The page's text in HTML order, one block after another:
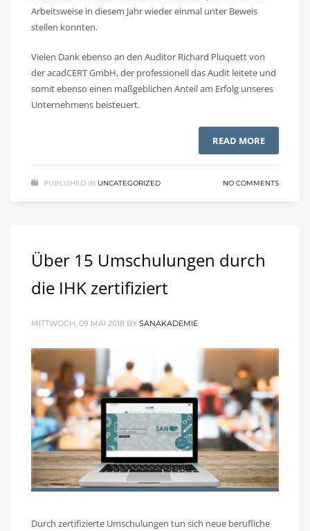
Arbeitsweise in diesem Jahr wieder einmal unter Beweis
stellen konnten.
Vielen Dank ebenso an den Auditor Richard Pluquett von
der acadCERT GmbH, der professionell das Audit leitete und
somit ebenso einen maßgeblichen Anteil am Erfolg unseres
Unternehmens beisteuert.
READ MORE
PUBLISHED IN UNCATEGORIZED NO COMMENTS
Über 15 Umschulungen durch
die IHK zertifiziert
MITTWOCH, 09 MAI 2018 BY SANAKADEMIE
Durch zertifizierte Umschulungen tun sich neue berufliche